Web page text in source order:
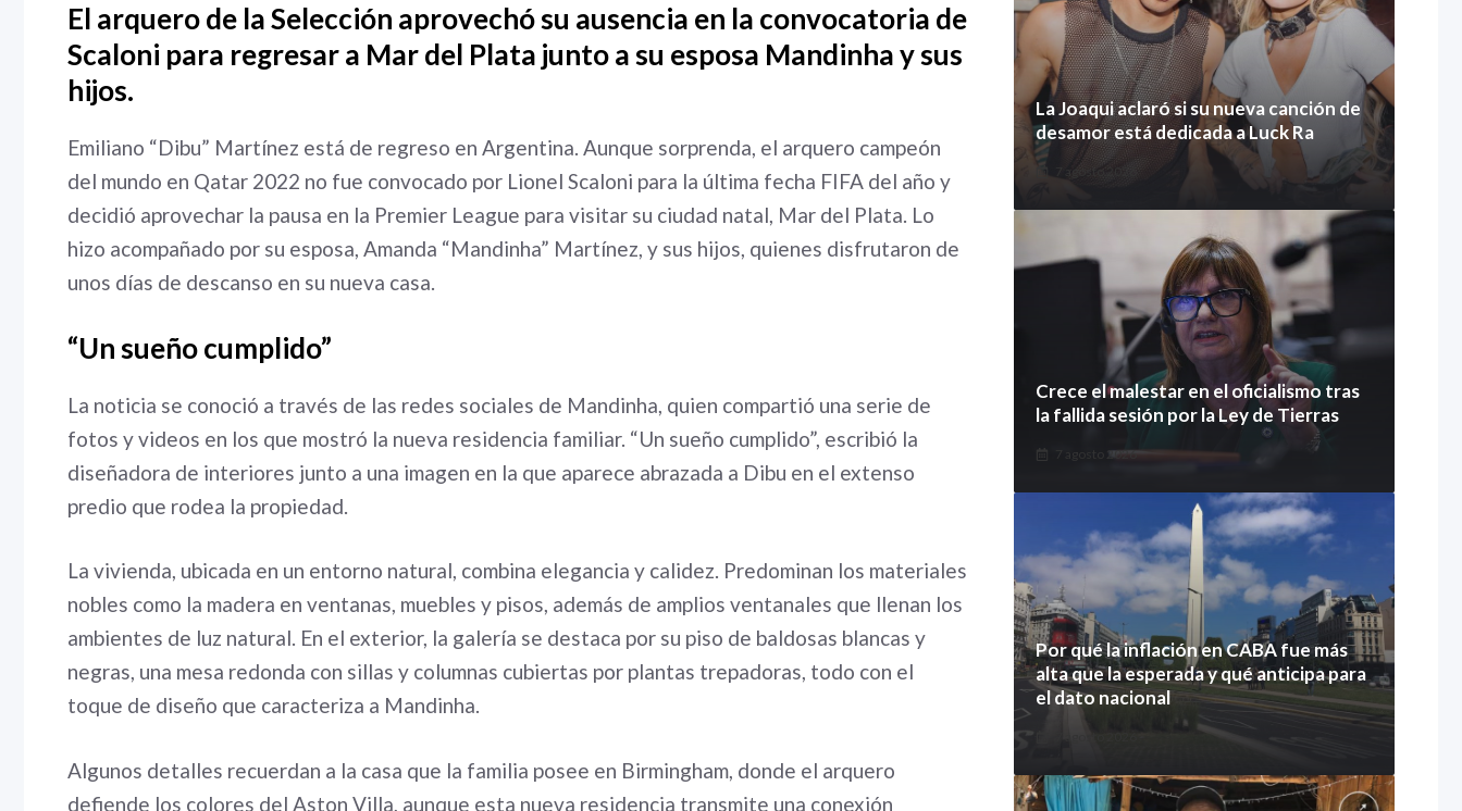
El arquero de la Selección aprovechó su ausencia en la convocatoria de
Scaloni para regresar a Mar del Plata junto a su esposa Mandinha y sus
hijos.
Emiliano “Dibu” Martínez está de regreso en Argentina. Aunque sorprenda, el arquero campeón
del mundo en Qatar 2022 no fue convocado por Lionel Scaloni para la última fecha FIFA del año y
decidió aprovechar la pausa en la Premier League para visitar su ciudad natal, Mar del Plata. Lo
hizo acompañado por su esposa, Amanda “Mandinha” Martínez, y sus hijos, quienes disfrutaron de
unos días de descanso en su nueva casa.
“Un sueño cumplido”
La noticia se conoció a través de las redes sociales de Mandinha, quien compartió una serie de
fotos y videos en los que mostró la nueva residencia familiar. “Un sueño cumplido”, escribió la
diseñadora de interiores junto a una imagen en la que aparece abrazada a Dibu en el extenso
predio que rodea la propiedad.
La vivienda, ubicada en un entorno natural, combina elegancia y calidez. Predominan los materiales
nobles como la madera en ventanas, muebles y pisos, además de amplios ventanales que llenan los
ambientes de luz natural. En el exterior, la galería se destaca por su piso de baldosas blancas y
negras, una mesa redonda con sillas y columnas cubiertas por plantas trepadoras, todo con el
toque de diseño que caracteriza a Mandinha.
Algunos detalles recuerdan a la casa que la familia posee en Birmingham, donde el arquero
defiende los colores del Aston Villa, aunque esta nueva residencia transmite una conexión
La Joaqui aclaró si su nueva canción de
desamor está dedicada a Luck Ra
7 agosto 2026
Crece el malestar en el oficialismo tras
la fallida sesión por la Ley de Tierras
7 agosto 2026
Por qué la inflación en CABA fue más
alta que la esperada y qué anticipa para
el dato nacional